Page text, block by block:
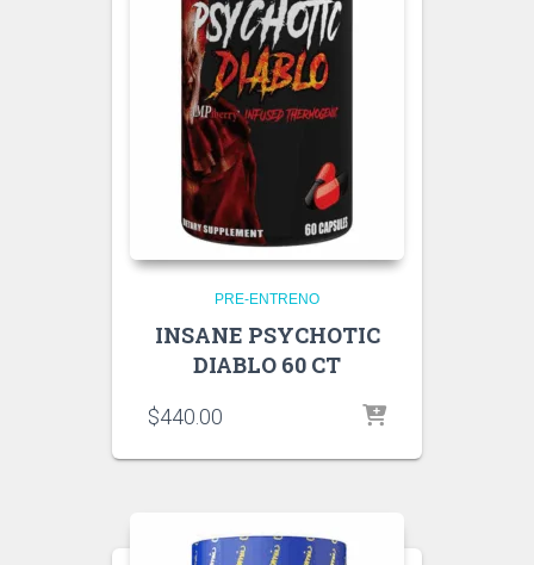
PRE-ENTRENO
INSANE PSYCHOTIC
DIABLO 60 CT
$440.00